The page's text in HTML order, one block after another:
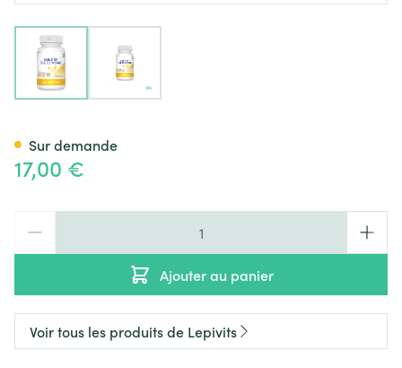
View larger image
17,00 €
Ajouter au panier
Sur demande
Voir tous les produits de Lepivits